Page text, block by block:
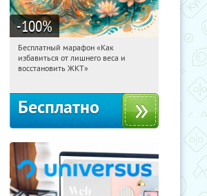
-100%
08:34:38 Получили:
Россия
Бесплатный марафон «Как
избавиться от лишнего веса и
восстановить ЖКТ»
Бесплатно